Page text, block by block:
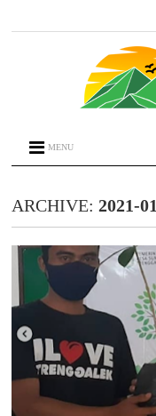
MENU
ARCHIVE:2021-01